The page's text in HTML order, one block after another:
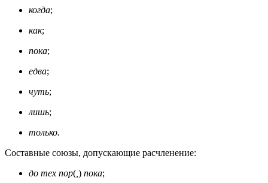
когда;
как;
пока;
едва;
чуть;
лишь;
только.
Составные союзы, допускающие расчленение:
до тех пор( ) пока;